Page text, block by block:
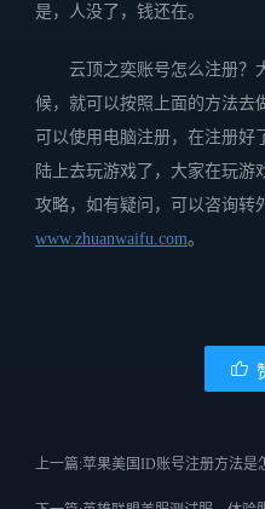
是，人没了，钱还在。
云顶之奕账号怎么注册？
候，就可以按照上面的方法去
可以使用电脑注册，在注册好
陆上去玩游戏了，大家在玩游
攻略，如有疑问，可以咨询转
www.zhuanwaifu.com。
上一篇:苹果美国ID账号注册方法